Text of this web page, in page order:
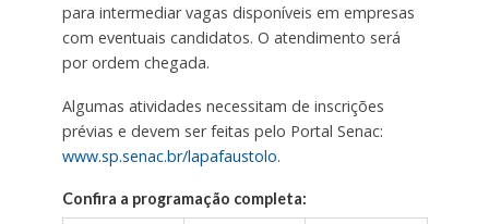
para intermediar vagas disponíveis em empresas
com eventuais candidatos. O atendimento será
por ordem chegada.
Algumas atividades necessitam de inscrições
prévias e devem ser feitas pelo Portal Senac:
www.sp.senac.br/lapafaustolo.
Confira a programação completa: